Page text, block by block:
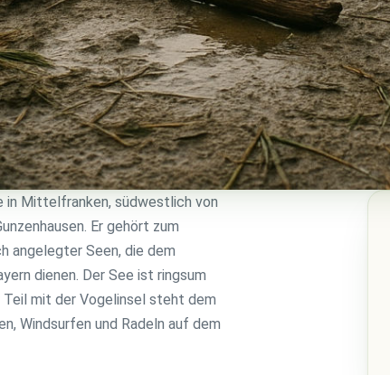
in Mittelfranken, südwestlich von
Er gehört zum
angelegter Seen, die dem
dienen. Der See ist ringsum
mit der Vogelinsel steht dem
Windsurfen und Radeln auf dem